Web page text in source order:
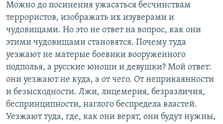
Можно до посинения ужасаться бесчинствам
террористов, изображать их изуверами и
чудовищами. Но это не ответ на вопрос, как они
этими чудовищами становятся. Почему туда
уезжают не матерые боевики вооруженного
подполья, а русские юноши и девушки? Мой ответ:
они уезжают не куда, а от чего. От неприкаянности
и безысходности. Лжи, лицемерия, безразличия,
беспринципности, наглого беспредела властей.
Уезжают туда, где, как они верят, они будут нужны,